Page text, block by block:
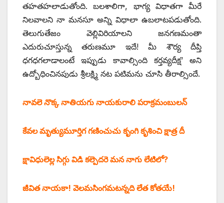
తహతహలాడుతోంది. బలశాలిగా, భాగ్య విధాతగా మీరే
నిలవాలని నా మనసూ అన్ని విధాలా ఉబలాటపడుతోంది.
తెలుగుతేజం వెల్లివిరియాలని జనగణమంతా
ఎదురుచూస్తున్న తరుణమూ ఇదే! మీ శౌర్య దీప్తి
ధగధగలాడాలంటే ఇప్పుడు కావాల్సింది కర్తవ్యదీక్ష’ అని
ఉద్బోధించినపుడు శ్రీలక్ష్మి నట పటిమను చూసి తీరాల్సిందే.
నావలె నొక్క నాతియగు నాయకురాలి పరాక్రమంబులన్‌
‌కేవల మృత్యుమూర్తిగ గణించుచు కృంగి కృశించి క్షాత్ర దీ
క్షావిధులెల్ల సిగ్గు విడి కల్పెదరె మన నాగు లేటిలో?
జీవిత నాయకా! వెలమసింగమటన్నది లేత కోతయే!